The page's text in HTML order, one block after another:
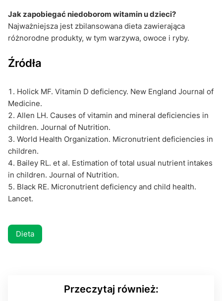
Jak zapobiegać niedoborom witamin u dzieci?
Najważniejsza jest zbilansowana dieta zawierająca
różnorodne produkty, w tym warzywa, owoce i ryby.
Źródła
Holick MF. Vitamin D deficiency. New England Journal of
Medicine.
Allen LH. Causes of vitamin and mineral deficiencies in
children. Journal of Nutrition.
World Health Organization. Micronutrient deficiencies in
children.
Bailey RL. et al. Estimation of total usual nutrient intakes
in children. Journal of Nutrition.
Black RE. Micronutrient deficiency and child health.
Lancet.
Dieta
Przeczytaj również: